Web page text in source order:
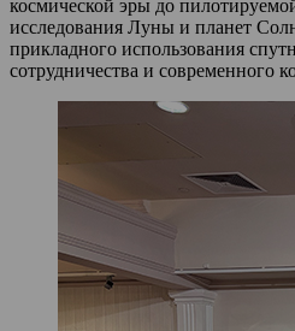
космической эры до
исследования Луны и планет
прикладного использования
сотрудничества и современного